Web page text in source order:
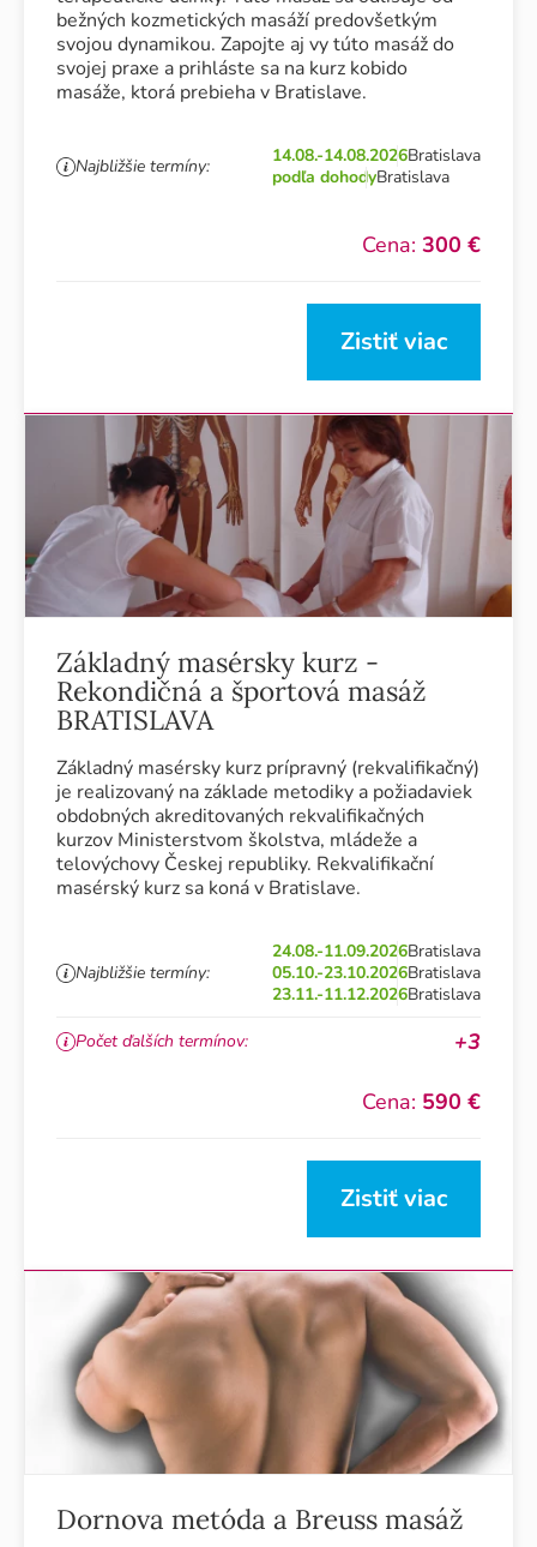
bežných kozmetických masáží predovšetkým
svojou dynamikou. Zapojte aj vy túto masáž do
svojej praxe a prihláste sa na kurz kobido
masáže, ktorá prebieha v Bratislave.
Najbližšie termíny: 14.08.-14.08.2026Bratislava
podľa dohodyBratislava
Cena: 300 €
Zistiť viac
Základný masérsky kurz -
Rekondičná a športová masáž
BRATISLAVA
Základný masérsky kurz prípravný (rekvalifikačný)
je realizovaný na základe metodiky a požiadaviek
obdobných akreditovaných rekvalifikačných
kurzov Ministerstvom školstva, mládeže a
telovýchovy Českej republiky. Rekvalifikační
masérský kurz sa koná v Bratislave.
Najbližšie termíny:
24.08.-11.09.2026Bratislava
05.10.-23.10.2026Bratislava
23.11.-11.12.2026Bratislava
Počet ďalších termínov: +3
Cena: 590 €
Zistiť viac
Dornova metóda a Breuss masáž